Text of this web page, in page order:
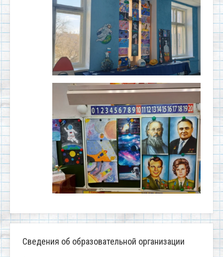
Сведения об образовательной организации